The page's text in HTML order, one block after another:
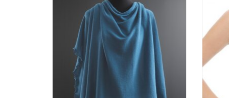
vielen schönen Farben. Wählen Sie Ihre
Wunschfarbe.
ZUM WARENKORB HINZUFÜGEN